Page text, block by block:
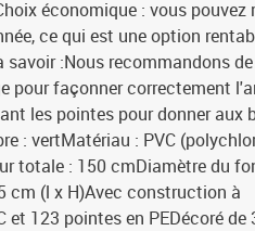
économique : vous pouvez
ce qui est une option
:Nous recommandons
pour façonner correctement
les pointes pour donner aux
: vertMatériau : PVC
totale : 150 cmDiamètre du
cm (l x H)Avec construction à
et 123 pointes en PEDécoré de